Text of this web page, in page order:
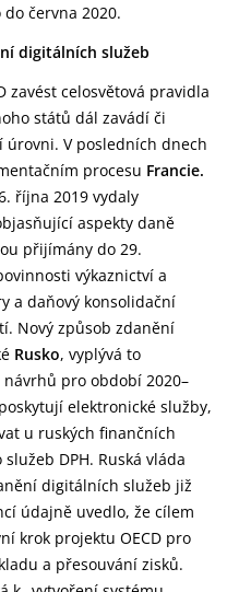
června 2020.
digitálních služeb
zavést celosvětová pravidla
států dál zavádí či
V posledních dnech
procesu Francie.
října 2019 vydaly
aspekty daně
přijímány do 29.
výkaznictví a
a daňový konsolidační
Nový způsob zdanění
Rusko, vyplývá to
pro období 2020–
elektronické služby,
u ruských finančních
DPH. Ruská vláda
digitálních služeb již
údajně uvedlo, že cílem
krok projektu OECD pro
a přesouvání zisků.